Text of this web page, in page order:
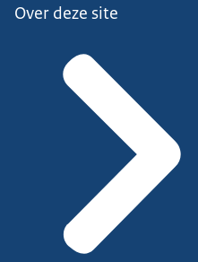
Over deze site